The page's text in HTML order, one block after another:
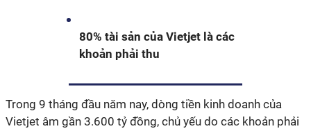
80% tài sản của Vietjet là các
khoản phải thu
Trong 9 tháng đầu năm nay, dòng tiền kinh doanh của
Vietjet âm gần 3.600 tỷ đồng, chủ yếu do các khoản phải